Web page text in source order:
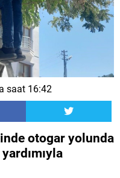
saat 16:42
otogar yolunda